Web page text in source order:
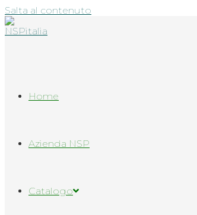
Salta al contenuto
Home
Azienda NSP
Catalogo